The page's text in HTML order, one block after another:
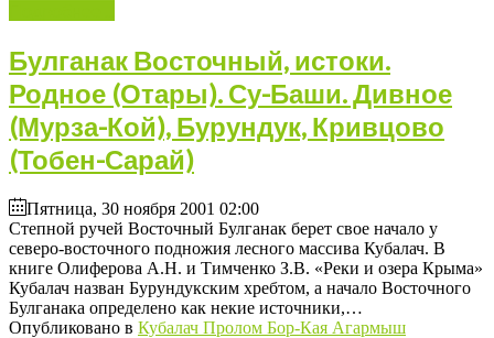
Булганак Восточный, истоки.
Родное (Отары). Су-Баши. Дивное
(Мурза-Кой), Бурундук, Кривцово
(Тобен-Сарай)
Пятница, 30 ноября 2001 02:00
Степной ручей Восточный Булганак берет свое начало у
северо-восточного подножия лесного массива Кубалач. В
книге Олиферова А.Н. и Тимченко З.В. «Реки и озера Крыма»
Кубалач назван Бурундукским хребтом, а начало Восточного
Булганака определено как некие источники,…
Опубликовано в Кубалач Пролом Бор-Кая Агармыш